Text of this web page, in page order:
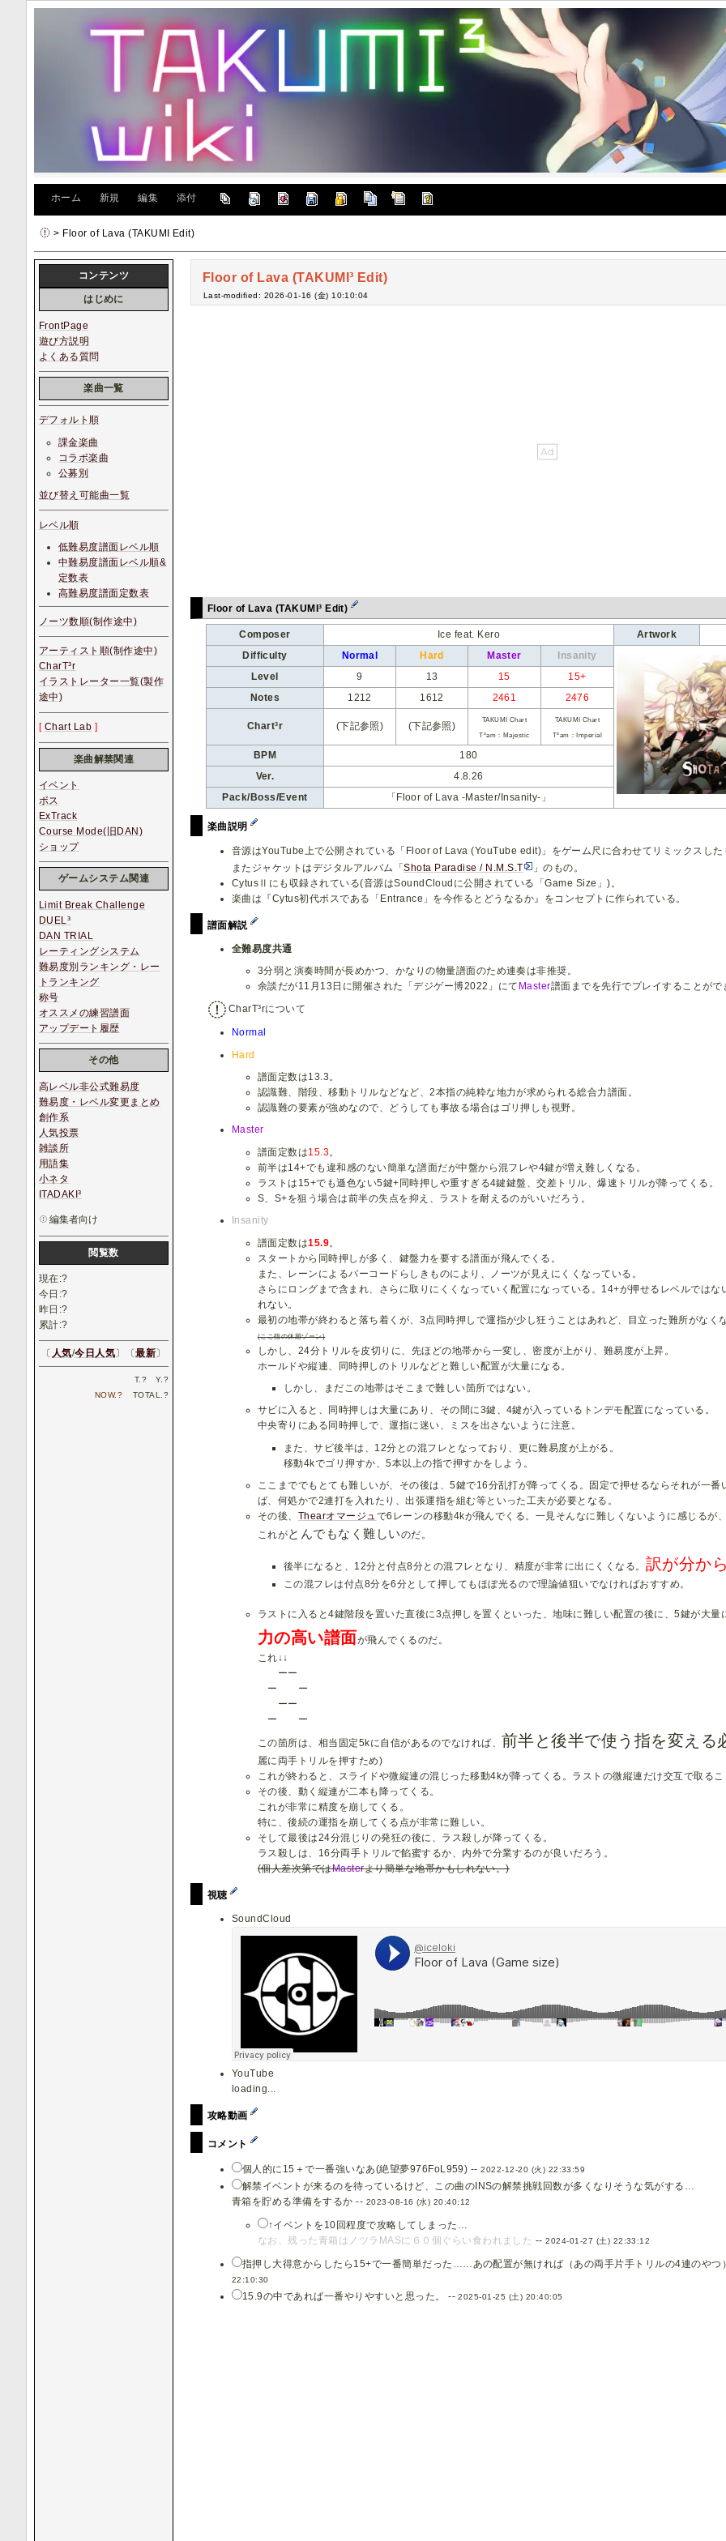
ホーム 新規 編集 添付
> Floor of Lava (TAKUMI Edit)
Floor of Lava (TAKUMI³ Edit)
Last-modified: 2026-01-16 (金) 10:10:04
Floor of Lava (TAKUMI³ Edit)
Composer Ice feat. Kero Artwork
Difficulty
Normal Hard Master
Insanity
Level
9 13 15
15+
Notes
1212 1612 2461 2476
Chart³r (下記参照) (下記参照)
TAKUMI Chart
T³am：Majestic
TAKUMI Chart
T³am：Imperial
BPM
180
Ver.
4.8.26
Pack/Boss/Event
「Floor of Lava -Master/Insanity-」
楽曲説明
音源はYouTube上で公開されている「Floor of Lava (YouTube edit)」をゲーム尺に合わせてリミックスした
またジャケットはデジタルアルバム「Shota Paradise / N.M.S.T
」のもの。
CytusⅡにも収録されている(音源はSoundCloudに公開されている「Game Size」)。
楽曲は『Cytus初代ボスである「Entrance」を今作るとどうなるか』をコンセプトに作られている。
譜面解説
全難易度共通
3分弱と演奏時間が長めかつ、かなりの物量譜面のため連奏は非推奨。
余談だが11月13日に開催された「デジゲー博2022」にて Master譜面までを先行でプレイすることがで
CharT³rについて
Normal
Hard
譜面定数は13.3。
認識難、階段、移動トリルなどなど、2本指の純粋な地力が求められる総合力譜面。
認識難の要素が強めなので、どうしても事故る場合はゴリ押しも視野。
Master
譜面定数は15.3。
前半は14+でも違和感のない簡単な譜面だが中盤から混フレや4鍵が増え難しくなる。
ラストは15+でも遜色ない5鍵+同時押しや重すぎる4鍵鍵盤、交差トリル、爆速トリルが降ってくる。
S、S+を狙う場合は前半の失点を抑え、ラストを耐えるのがいいだろう。
Insanity
譜面定数は15.9。
スタートから同時押しが多く、鍵盤力を要する譜面が飛んでくる。
また、レーンによるバーコードらしきものにより、ノーツが見えにくくなっている。
さらにロングまで含まれ、さらに取りにくくなっていく配置になっている。14+が押せるレベルではな
れない。
最初の地帯が終わると落ち着くが、3点同時押しで運指が少し狂うことはあれど、目立った難所がなくな
(ここ指の休憩ゾーン)
しかし、24分トリルを皮切りに、先ほどの地帯から一変し、密度が上がり、難易度が上昇。
ホールドや縦連、同時押しのトリルなどと難しい配置が大量になる。
しかし、まだこの地帯はそこまで難しい箇所ではない。
サビに入ると、同時押しは大量にあり、その間に3鍵、4鍵が入っているトンデモ配置になっている。
中央寄りにある同時押しで、運指に迷い、ミスを出さないように注意。
また、サビ後半は、12分との混フレとなっており、更に難易度が上がる。
移動4kでゴリ押すか、5本以上の指で押すかをしよう。
ここまででもとても難しいが、その後は、5鍵で16分乱打が降ってくる。固定で押せるならそれが一番
ば、何処かで2連打を入れたり、出張運指を組む等といった工夫が必要となる。
その後、 Thearオマージュで6レーンの移動4kが飛んでくる。一見そんなに難しくないように感じるが、
これがとんでもなく難しいのだ。
後半になると、12分と付点8分との混フレとなり、精度が非常に出にくくなる。 訳が分か
この混フレは付点8分を6分として押してもほぼ光るので理論値狙いでなければおすすめ。
ラストに入ると4鍵階段を置いた直後に3点押しを置くといった、地味に難しい配置の後に、5鍵が大量
力の高い譜面が飛んでくるのだ。
これ↓↓
ーー
ー ー
ーー
ー ー
この箇所は、相当固定5kに自信があるのでなければ、 前半と後半で使う指を変える
麗に両手トリルを押すため)
これが終わると、スライドや微縦連の混じった移動4kが降ってくる。ラストの微縦連だけ交互で取るこ
その後、動く縦連が二本も降ってくる。
これが非常に精度を崩してくる。
特に、後続の運指を崩してくる点が非常に難しい。
そして最後は24分混じりの発狂の後に、ラス殺しが降ってくる。
ラス殺しは、16分両手トリルで餡蜜するか、内外で分業するのが良いだろう。
(個人差次第ではMasterより簡単な地帯かもしれない。)
視聴
SoundCloud
YouTube
loading...
攻略動画
コメント
個人的に15＋で一番強いなあ(絶望夢976FoL959) --2022-12-20 (火) 22:33:59
解禁イベントが来るのを待っているけど、この曲のINSの解禁挑戦回数が多くなりそうな気がする…
青箱を貯める準備をするか -- 2023-08-16 (水) 20:40:12
↑イベントを10回程度で攻略してしまった…
なお、残った青箱はノツラMASに６０個ぐらい食われました --2024-01-27 (土) 22:33:12
指押し大得意からしたら15+で一番簡単だった……あの配置が無ければ（あの両手片手トリルの4連のや
22:10:30
15.9の中であれば一番やりやすいと思った。 --2025-01-25 (土) 20:40:05
コンテンツ
はじめに
FrontPage
遊び方説明
よくある質問
楽曲一覧
デフォルト順
課金楽曲
コラボ楽曲
公募別
並び替え可能曲一覧
レベル順
低難易度譜面レベル順
中難易度譜面レベル順&
定数表
高難易度譜面定数表
ノーツ数順(制作途中)
アーティスト順(制作途中)
CharT³r
イラストレーター一覧(製作
途中)
[ Chart Lab ]
楽曲解禁関連
イベント
ボス
ExTrack
Course Mode(旧DAN)
ショップ
ゲームシステム関連
Limit Break Challenge
DUEL³
DAN TRIAL
レーティングシステム
難易度別ランキング・レー
トランキング
称号
オススメの練習譜面
アップデート履歴
その他
高レベル非公式難易度
難易度・レベル変更まとめ
創作系
人気投票
雑談所
用語集
小ネタ
ITADAKI³
編集者向け
閲覧数
現在:?
今日:?
昨日:?
累計:?
〔 人気/今日人気〕〔最新〕
T. ? Y. ?
NOW.? TOTAL. ?